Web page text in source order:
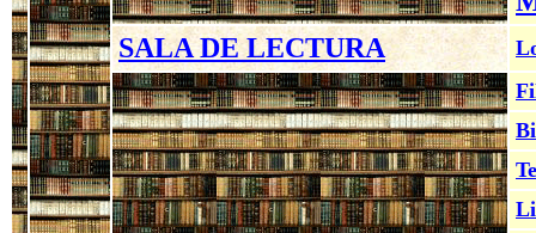
SALA DE LECTURA